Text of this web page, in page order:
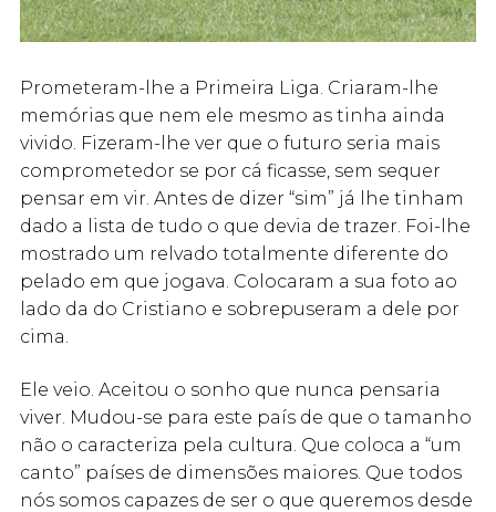
Prometeram-lhe a Primeira Liga. Criaram-lhe
memórias que nem ele mesmo as tinha ainda
vivido. Fizeram-lhe ver que o futuro seria mais
comprometedor se por cá ficasse, sem sequer
pensar em vir. Antes de dizer “sim” já lhe tinham
dado a lista de tudo o que devia de trazer. Foi-lhe
mostrado um relvado totalmente diferente do
pelado em que jogava. Colocaram a sua foto ao
lado da do Cristiano e sobrepuseram a dele por
cima.
Ele veio. Aceitou o sonho que nunca pensaria
viver. Mudou-se para este país de que o tamanho
não o caracteriza pela cultura. Que coloca a “um
canto” países de dimensões maiores. Que todos
nós somos capazes de ser o que queremos desde